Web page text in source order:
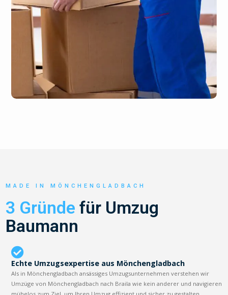
MADE IN MÖNCHENGLADBACH
3 Gründe für Umzug
Baumann
Echte Umzugsexpertise aus Mönchengladbach
Als in Mönchengladbach ansässiges Umzugsunternehmen verstehen wir
Umzüge von Mönchengladbach nach Braila wie kein anderer und navigieren